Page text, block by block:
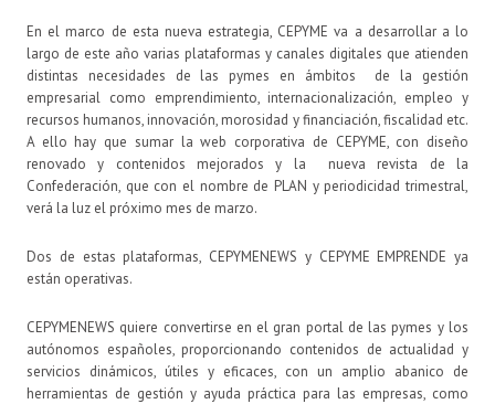
En el marco de esta nueva estrategia, CEPYME va a desarrollar a lo
largo de este año varias plataformas y canales digitales que atienden
distintas necesidades de las pymes en ámbitos de la gestión
empresarial como emprendimiento, internacionalización, empleo y
recursos humanos, innovación, morosidad y financiación, fiscalidad etc.
A ello hay que sumar la web corporativa de CEPYME, con diseño
renovado y contenidos mejorados y la nueva revista de la
Confederación, que con el nombre de PLAN y periodicidad trimestral,
verá la luz el próximo mes de marzo.
Dos de estas plataformas, CEPYMENEWS y CEPYME EMPRENDE ya
están operativas.
CEPYMENEWS quiere convertirse en el gran portal de las pymes y los
autónomos españoles, proporcionando contenidos de actualidad y
servicios dinámicos, útiles y eficaces, con un amplio abanico de
herramientas de gestión y ayuda práctica para las empresas, como